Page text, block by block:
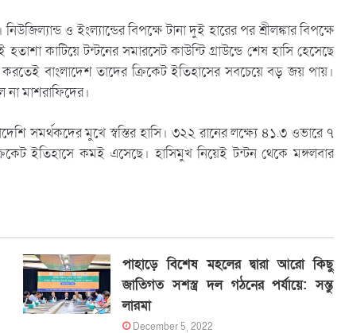
ও ইংল্যান্ডের বিপক্ষে টানা দুই হারের পর শ্রীলঙ্কার বিপক্ষে
কাটিয়ে টন্টনের সমারসেট কাউন্টি গ্রাউন্ডে শেষ হাসি হেসেছে
করতেই বাংলাদেশ তাদের ক্রিকেট ইতিহাসের সবচেয়ে বড় জয় পায়।
মাশরাফিদের।
সমর্থকদের মুখে স্বস্তির হাসি। ৩২২ রানের লক্ষ্যে ৪১.৩ ওভারে ৭
ইতিহাসে কমই এসেছে। হাসিমুখ নিয়েই টন্টন থেকে মঙ্গলবার
পাহাড়ে বিশেষ মহলের দ্বারা আরো কিছু
জাতিগত সশস্ত্র দল গঠনের পর্যায়ে: সন্তু
লারমা
December 5, 2022